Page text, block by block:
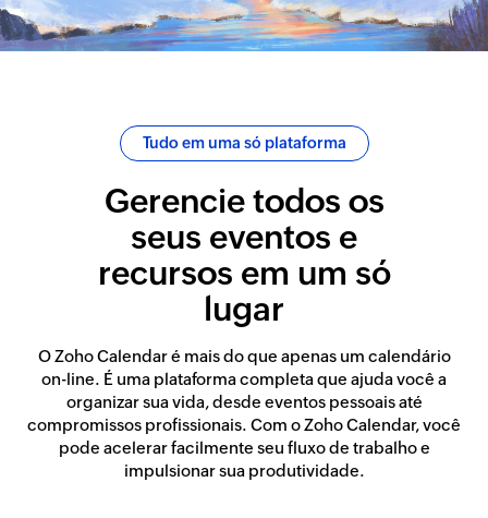
Tudo em uma só plataforma
Gerencie todos os
seus eventos e
recursos em um só
lugar
O Zoho Calendar é mais do que apenas um calendário
on-line. É uma plataforma completa que ajuda você a
organizar sua vida, desde eventos pessoais até
compromissos profissionais. Com o Zoho Calendar, você
pode acelerar facilmente seu fluxo de trabalho e
impulsionar sua produtividade.